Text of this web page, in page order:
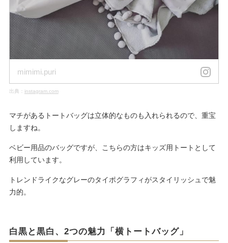
mimimi.puri
出典： instagram.com
マチがあるトートバッグは立体的なものも入れられるので、重宝
しますね。
ベビー用品のバッグですが、こちらの方はキッズ用トートとして
利用しています。
トレンドライクなグレーのタイポグラフィがスタイリッシュで魅
力的。
白黒と黒白、2つの魅力「横トートバッグ」